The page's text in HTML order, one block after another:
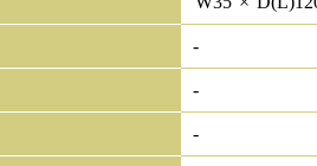
-
-
-